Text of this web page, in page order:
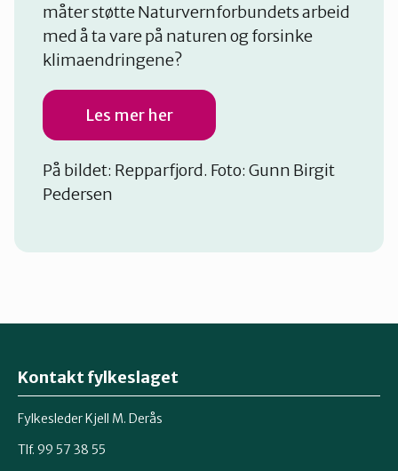
måter støtte Naturvernforbundets arbeid
med å ta vare på naturen og forsinke
klimaendringene?
Les mer her
På bildet: Repparfjord. Foto: Gunn Birgit
Pedersen
Kontakt fylkeslaget
Fylkesleder Kjell M. Derås
Tlf. 99 57 38 55